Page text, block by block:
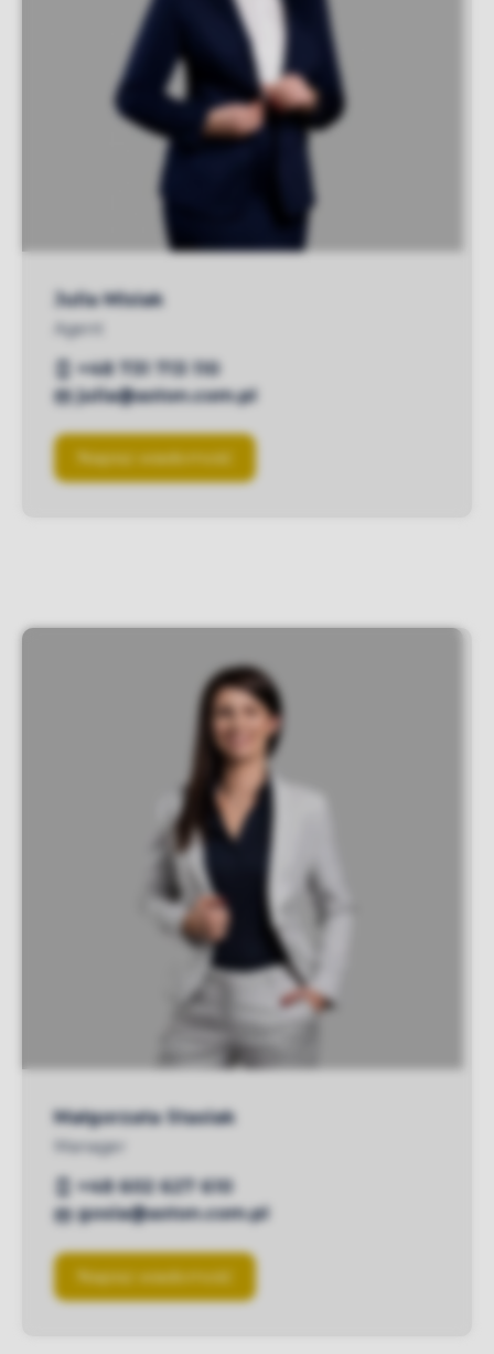
Julia Misiak
Agent
+48 731 713 110
julia@aston.com.pl
Napisz wiadomość
Małgorzata Stasiak
Manager
+48 602 627 610
gosia@aston.com.pl
Napisz wiadomość